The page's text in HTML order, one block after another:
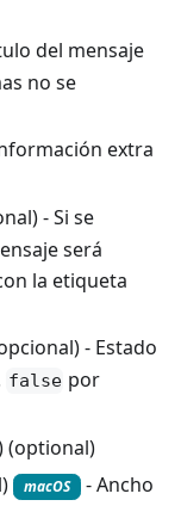
del mensaje
no se
extra
- Si se
será
la etiqueta
- Estado
false por
(optional)
macOS
- Ancho